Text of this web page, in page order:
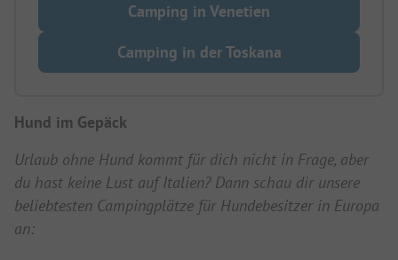
Camping in Venetien
Camping in der Toskana
Hund im Gepäck
Urlaub ohne Hund kommt für dich nicht in Frage, aber
du hast keine Lust auf Italien? Dann schau dir unsere
beliebtesten Campingplätze für Hundebesitzer in Europa
an: